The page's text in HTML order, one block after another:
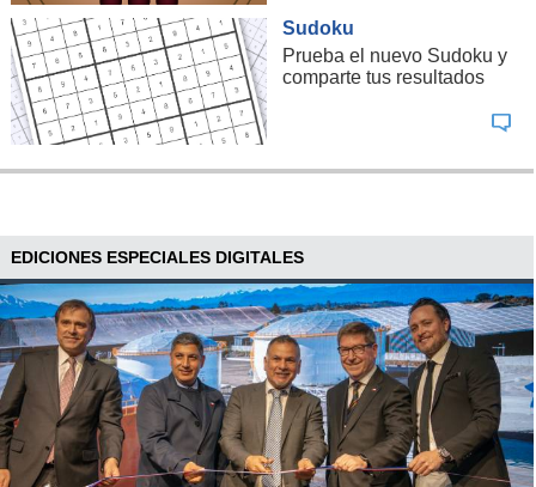
Sudoku
Prueba el nuevo Sudoku y
comparte tus resultados
EDICIONES ESPECIALES DIGITALES